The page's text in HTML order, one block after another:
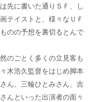
先に書いた通りＳＦ、し
テイストと、様々なＵＦ
のの予想を裏切るとんで
のごとく多くの立見客も
木浩久監督をはじめ脚本
ん、三輪ひとみさん、吉
んといった出演者の面々